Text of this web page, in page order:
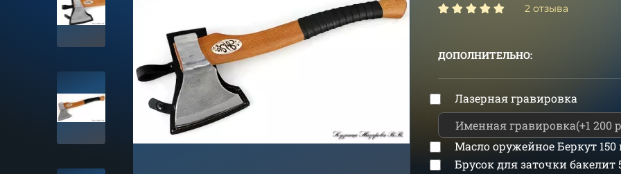
2 отзыва
ДОПОЛНИТЕЛЬНО:
Лазерная гравировка
Масло оружейное Беркут 150
Брусок для заточки бакелит